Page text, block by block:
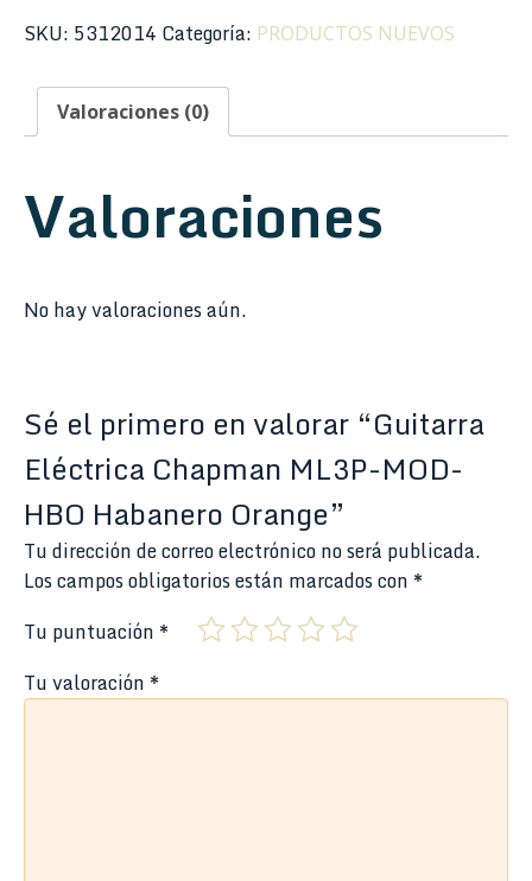
SKU: 5312014 Categoría: PRODUCTOS NUEVOS
Valoraciones (0)
Valoraciones
No hay valoraciones aún.
Sé el primero en valorar “Guitarra
Eléctrica Chapman ML3P-MOD-
HBO Habanero Orange”
Tu dirección de correo electrónico no será publicada.
Los campos obligatorios están marcados con *
Tu puntuación *
Tu valoración *